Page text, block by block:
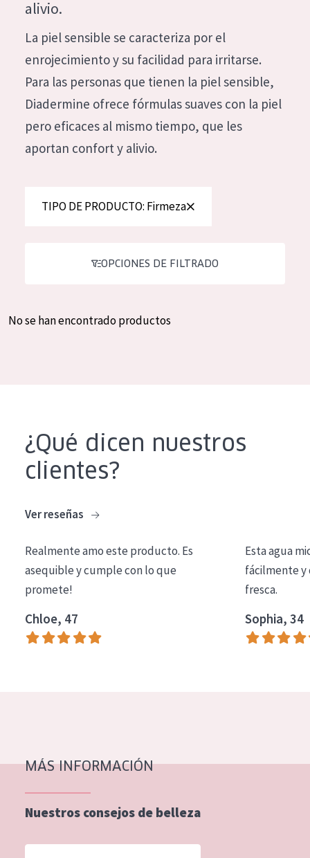
Hidratación y luminosidad
Reducción de arrugas
Regeneración
Piel menopáusica
TIPO DE PRODUCTO
Crema de noche
COLECCIÓN
TIPO DE PIEL
Piel sensible
Piel mixata o grasa
Piel madura
Piel expuesta al sol
Piel menopáusica
EDAD
Spanish
Greek
alivio.
La piel sensible se caracteriza por el
enrojecimiento y su facilidad para irritarse.
Para las personas que tienen la piel sensible,
Diadermine ofrece fórmulas suaves con la piel
pero eficaces al mismo tiempo, que les
aportan confort y alivio.
TIPO DE PRODUCTO: Firmeza
OPCIONES DE FILTRADO
No se han encontrado productos
¿Qué dicen nuestros
clientes?
Ver reseñas
Realmente amo este producto. Es
asequible y cumple con lo que
promete!
Chloe, 47
Esta agua
fácilmente y
fresca.
Sophia, 34
MÁS INFORMACIÓN
Nuestros consejos de belleza